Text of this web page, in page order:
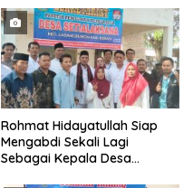
pendukungnya
Rohmat Hidayatullah Siap
Mengabdi Sekali Lagi
Sebagai Kepala Desa